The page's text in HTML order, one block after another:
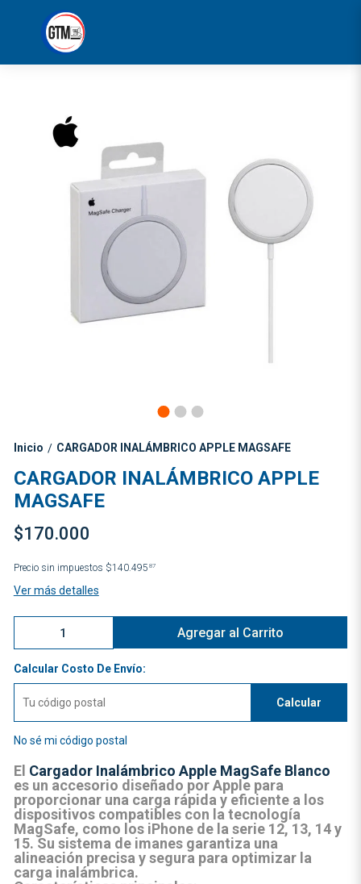
Inicio / CARGADOR INALÁMBRICO APPLE MAGSAFE
CARGADOR INALÁMBRICO APPLE
MAGSAFE
$170.000
Precio sin impuestos $140.495 87
Ver más detalles
Agregar al Carrito
Calcular Costo De Envío:
Calcular
No sé mi código postal
El Cargador Inalámbrico Apple MagSafe Blanco
es un accesorio diseñado por Apple para
proporcionar una carga rápida y eficiente a los
dispositivos compatibles con la tecnología
MagSafe, como los iPhone de la serie 12, 13, 14 y
15. Su sistema de imanes garantiza una
alineación precisa y segura para optimizar la
carga inalámbrica.